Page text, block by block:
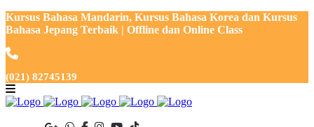
Kursus Bahasa Mandarin, Kursus Bahasa Korea dan Kursus
Bahasa Jepang Terbaik | Offline dan Online Class
(021) 82745139